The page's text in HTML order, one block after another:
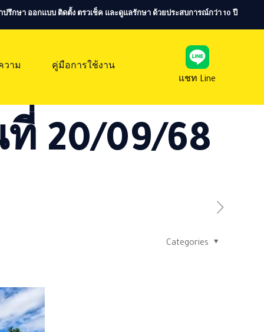
ปรึกษา ออกแบบ ติดตั้ง ตรวเช็ค และดูแลรักษา ด้วยประสบการณ์กว่า 10 ปี
วาม
คู่มือการใช้งาน
แชท Line
20/09/68
Categories